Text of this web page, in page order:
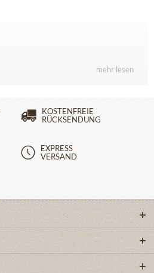
mehr lesen
KOSTENFREIE
RÜCKSENDUNG
EXPRESS
VERSAND